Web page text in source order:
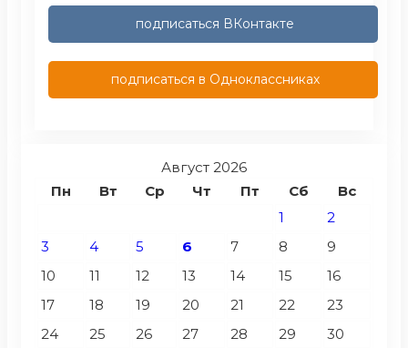
подписаться ВКонтакте
подписаться в Одноклассниках
Август 2026
Пн
Вт Ср Чт Пт Сб Вс
1
2
3
4 5 6 7 8
9
10
11 12 13 14 15
16
17
18 19 20 21 22
23
24
25 26 27 28 29
30